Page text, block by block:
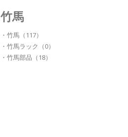
竹馬
・竹馬（117）
・竹馬ラック（0）
・竹馬部品（18）